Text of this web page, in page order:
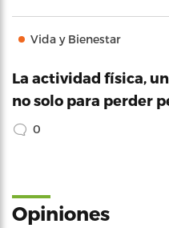
Vida y Bienestar
La actividad física,
no solo para perder
0
Opiniones